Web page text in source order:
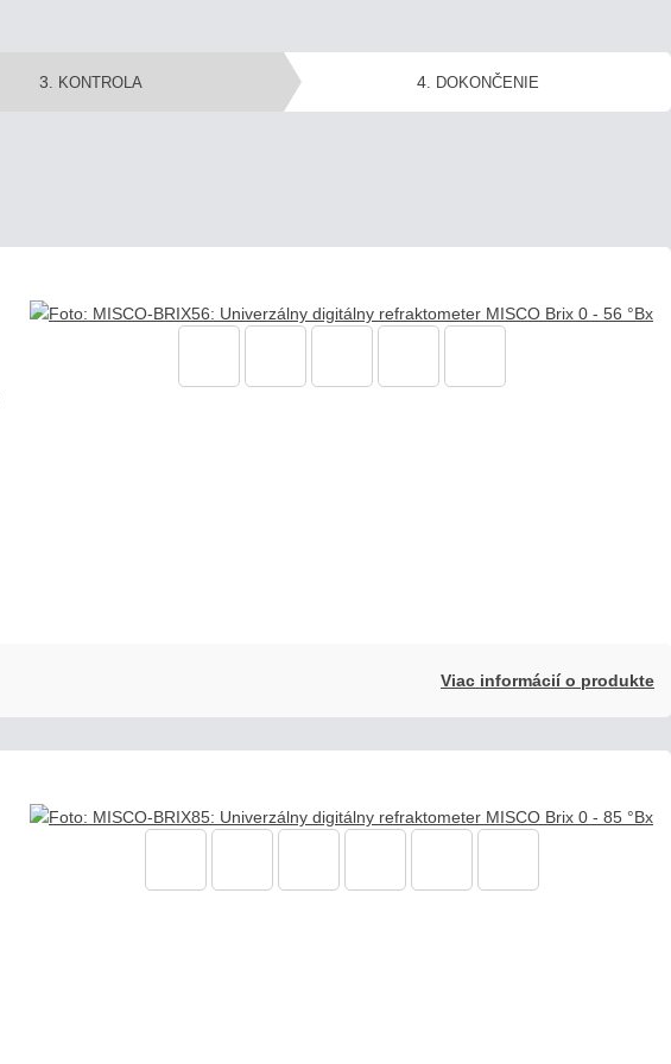
3 . KONTROLA 4. DOKONČENIE
Viac informácií o produkte